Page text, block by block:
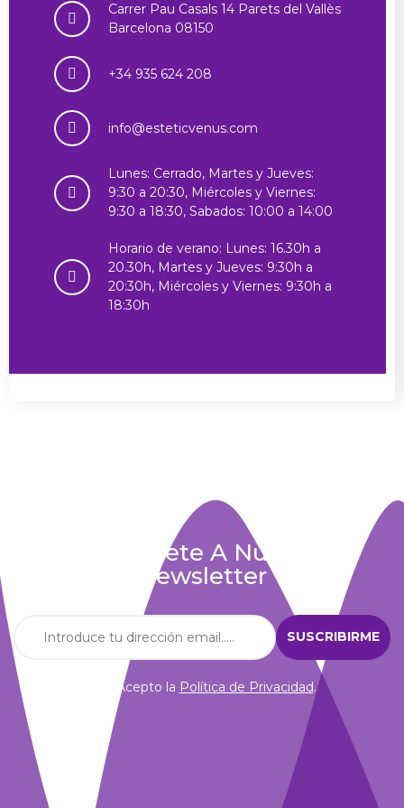
Carrer Pau Casals 14 Parets del Vallès
Barcelona 08150
+34 935 624 208
info@esteticvenus.com
Lunes: Cerrado, Martes y Jueves:
9:30 a 20:30, Miércoles y Viernes:
9:30 a 18:30, Sabados: 10:00 a 14:00
Horario de verano: Lunes: 16.30h a
20.30h, Martes y Jueves: 9:30h a
20:30h, Miércoles y Viernes: 9:30h a
18:30h
Suscríbete A Nuestra
Newsletter
Acepto la Política de Privacidad.